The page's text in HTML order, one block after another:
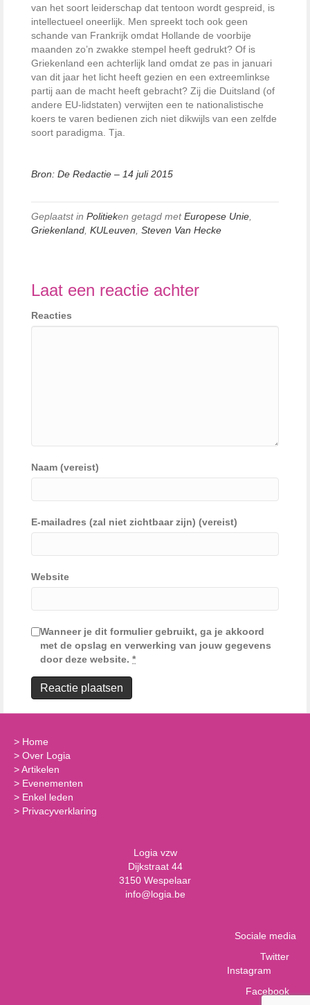
van het soort leiderschap dat tentoon wordt gespreid, is
intellectueel oneerlijk. Men spreekt toch ook geen
schande van Frankrijk omdat Hollande de voorbije
maanden zo’n zwakke stempel heeft gedrukt? Of is
Griekenland een achterlijk land omdat ze pas in januari
van dit jaar het licht heeft gezien en een extreemlinkse
partij aan de macht heeft gebracht? Zij die Duitsland (of
andere EU-lidstaten) verwijten een te nationalistische
koers te varen bedienen zich niet dikwijls van een zelfde
soort paradigma. Tja.
Bron: De Redactie – 14 juli 2015
Geplaatst in Politieken getagd metEuropese Unie
Griekenland KULeuven Steven Van Hecke
Laat een reactie achter
Reacties
Naam (vereist)
E-mailadres (zal niet zichtbaar zijn) (vereist)
Website
Wanneer je dit formulier gebruikt, ga je akkoord
met de opslag en verwerking van jouw gegevens
door deze website. *
> Home
> Over Logia
>Artikelen
> Evenementen
> Enkel leden
> Privacyverklaring
Logia vzw
Dijkstraat 44
3150 Wespelaar
info@logia.be
Sociale media
Twitter
Instagram
Facebook